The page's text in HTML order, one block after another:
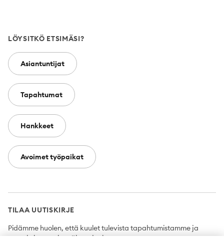
LÖYSITKÖ ETSIMÄSI?
Asiantuntijat
Tapahtumat
Hankkeet
Avoimet työpaikat
TILAA UUTISKIRJE
Pidämme huolen, että kuulet tulevista tapahtumistamme ja
uutuuksista ensimmäisten joukossa.